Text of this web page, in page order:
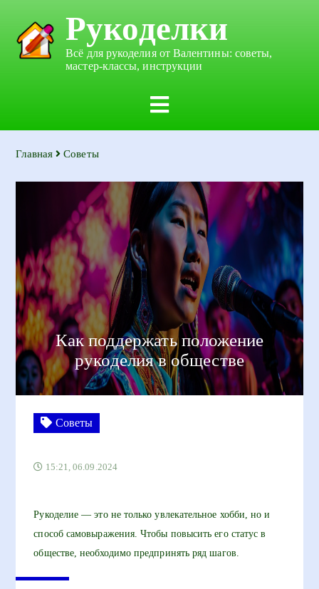
Рукоделки
Всё для рукоделия от Валентины: советы,
мастер-классы, инструкции
Главная Советы
Как поддержать положение
рукоделия в обществе
Советы
15:21, 06.09.2024
Рукоделие — это не только увлекательное хобби, но и
способ самовыражения. Чтобы повысить его статус в
обществе, необходимо предпринять ряд шагов.